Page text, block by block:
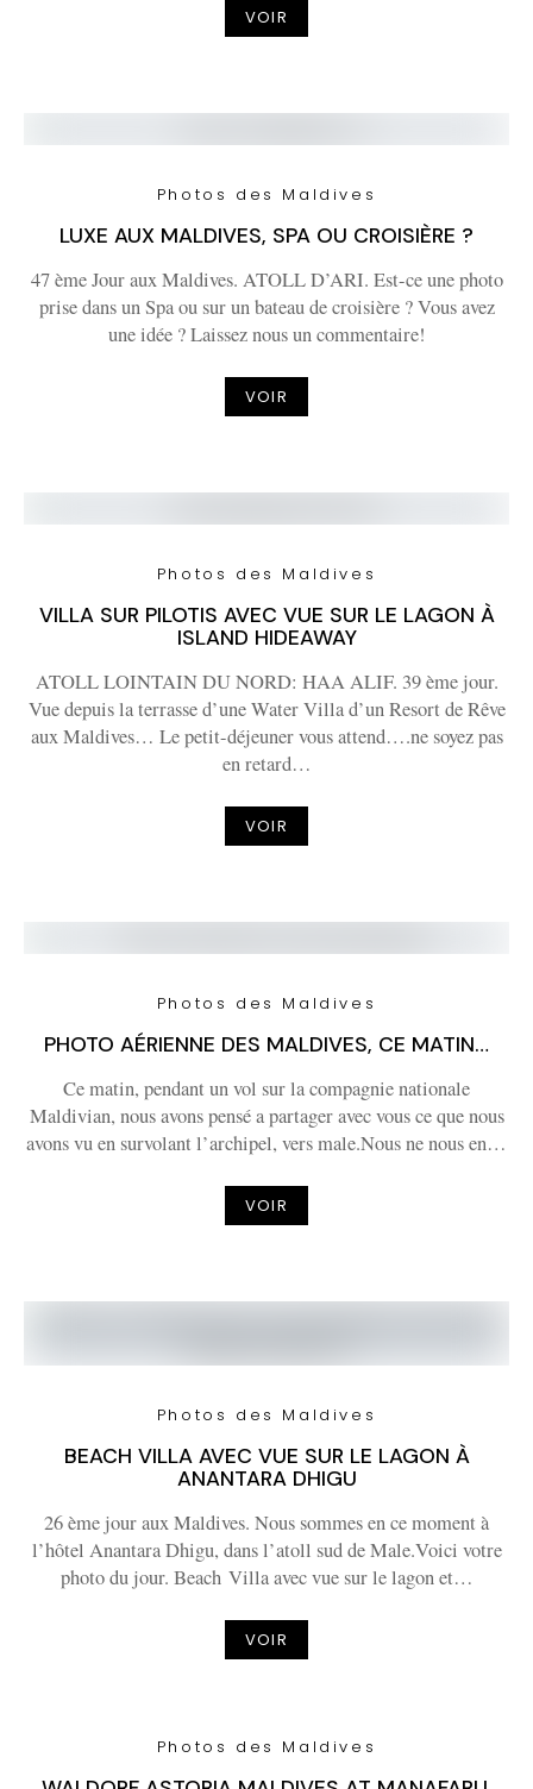
VOIR
Photos des Maldives
LUXE AUX MALDIVES, SPA OU CROISIÈRE ?
47 ème Jour aux Maldives. ATOLL D’ARI. Est-ce une photo
prise dans un Spa ou sur un bateau de croisière ? Vous avez
une idée ? Laissez nous un commentaire!
VOIR
Photos des Maldives
VILLA SUR PILOTIS AVEC VUE SUR LE LAGON À
ISLAND HIDEAWAY
ATOLL LOINTAIN DU NORD: HAA ALIF. 39 ème jour.
Vue depuis la terrasse d’une Water Villa d’un Resort de Rêve
aux Maldives… Le petit-déjeuner vous attend….ne soyez pas
en retard…
VOIR
Photos des Maldives
PHOTO AÉRIENNE DES MALDIVES, CE MATIN…
Ce matin, pendant un vol sur la compagnie nationale
Maldivian, nous avons pensé a partager avec vous ce que nous
avons vu en survolant l’archipel, vers male.Nous ne nous en…
VOIR
Photos des Maldives
BEACH VILLA AVEC VUE SUR LE LAGON À
ANANTARA DHIGU
26 ème jour aux Maldives. Nous sommes en ce moment à
l’hôtel Anantara Dhigu, dans l’atoll sud de Male.Voici votre
photo du jour. Beach Villa avec vue sur le lagon et…
VOIR
Photos des Maldives